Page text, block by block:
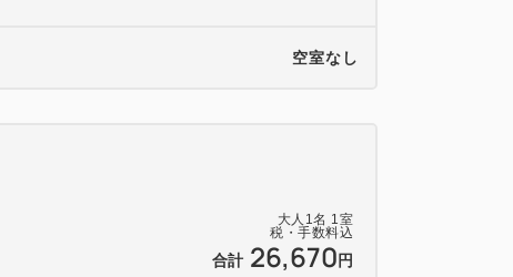
空室なし
大人 1名 1室
税・手数料込
合計 26,670 円